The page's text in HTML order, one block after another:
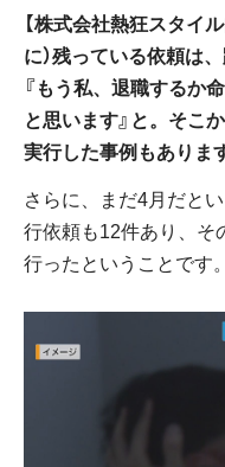
【株式会社熱狂スタイ
に）残っている依頼は
『もう私、退職するか
と思います』と。そこ
実行した事例もありま
さらに、まだ4月だと
行依頼も12件あり、そ
行ったということです。